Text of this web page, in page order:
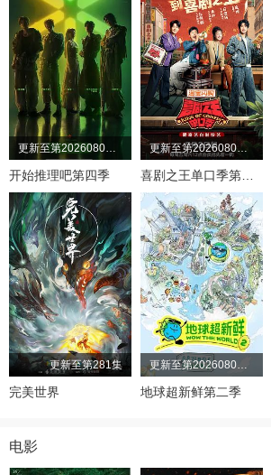
开始推理吧第四季
更新至第20260806期
喜剧之王单口季第三季
更新至第281集
完美世界
更新至第20260806期
地球超新鲜第二季
电影